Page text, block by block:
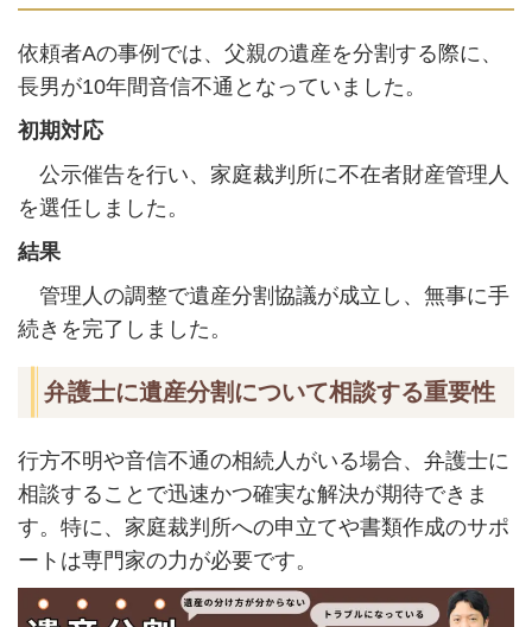
依頼者Aの事例では、父親の遺産を分割する際に、
長男が10年間音信不通となっていました。
初期対応
公示催告を行い、家庭裁判所に不在者財産管理人
を選任しました。
結果
管理人の調整で遺産分割協議が成立し、無事に手
続きを完了しました。
弁護士に遺産分割について相談する重要性
行方不明や音信不通の相続人がいる場合、弁護士に
相談することで迅速かつ確実な解決が期待できま
す。特に、家庭裁判所への申立てや書類作成のサポ
ートは専門家の力が必要です。